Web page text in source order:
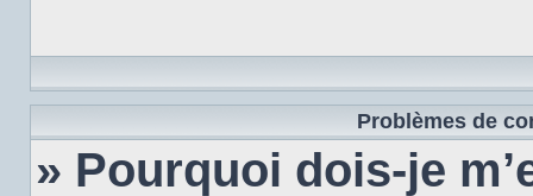
Problèmes de
» Pourquoi dois-je